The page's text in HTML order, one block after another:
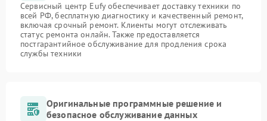
Сервисный центр Eufy обеспечивает доставку техники по
всей РФ, бесплатную диагностику и качественный ремонт,
включая срочный ремонт. Клиенты могут отслеживать
статус ремонта онлайн. Также предоставляется
постгарантийное обслуживание для продления срока
службы техники
Оригинальные программные решение и
безопасное обслуживание данных